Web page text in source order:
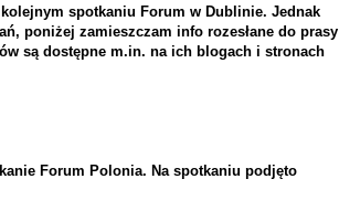
spotkaniu Forum w Dublinie. Jednak
poniżej zamieszczam info rozesłane do prasy
są dostępne m.in. na ich blogach i stronach
Forum Polonia. Na spotkaniu podjęto